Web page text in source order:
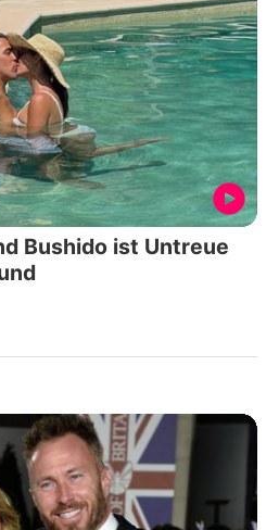
Bushido ist Untreue